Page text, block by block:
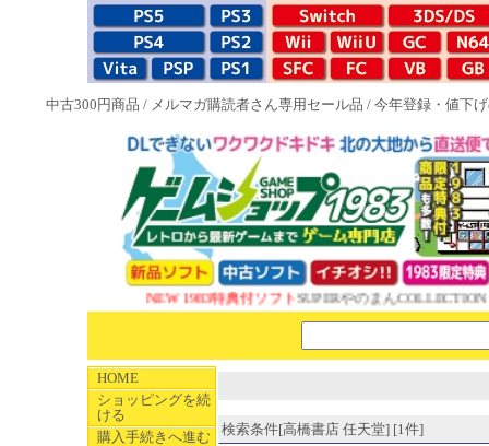
中古300円商品 / メルマガ購読者さん専用セール品 / 今年登録・値下
NEW 1983特典付ソフトSUPERやのまんCOLLECTION 学
HOME
ショッピングを続
ける
購入手続きへ進む
検索条件[高橋書店 任天堂] [1件]